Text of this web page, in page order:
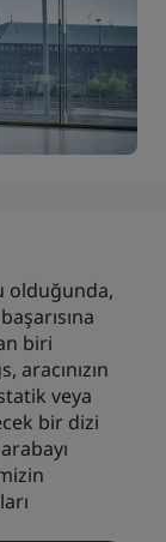
olduğunda,
biri
veya
bir dizi